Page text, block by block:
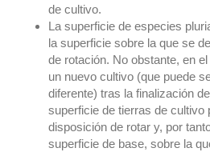
de cultivo.
La superficie de especies
la superficie sobre la que se
de rotación. No obstante, en
un nuevo cultivo (que puede
diferente) tras la finalización
superficie de tierras de cultivo
disposición de rotar y, por
superficie de base, sobre la